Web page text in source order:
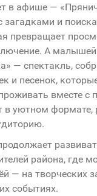
в афише —
загадками и
превращает
А
— спектакль,
и песенок,
вместе с
в уютном формате,
района, где
— на творческих
событиях.